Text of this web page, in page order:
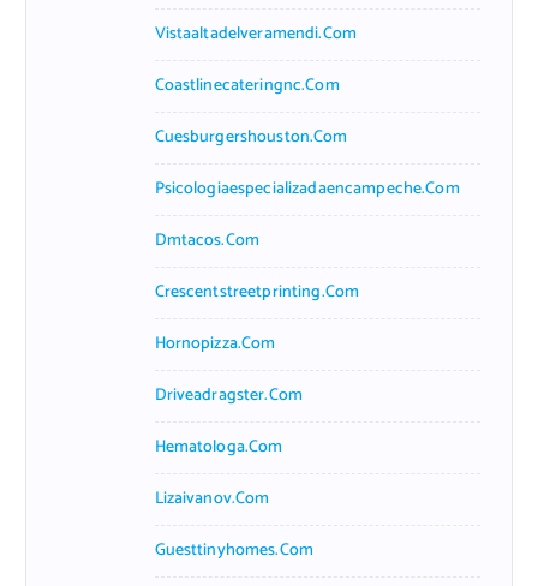
Vistaaltadelveramendi.com
Coastlinecateringnc.com
Cuesburgershouston.com
Psicologiaespecializadaencampeche.com
Dmtacos.com
Crescentstreetprinting.com
Hornopizza.com
Driveadragster.com
Hematologa.com
Lizaivanov.com
Guesttinyhomes.com